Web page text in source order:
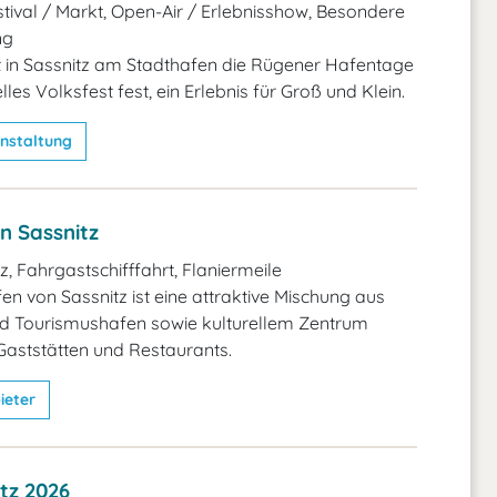
/ Markt, Open-Air / Erlebnisshow, Besondere
Sassnitz am Stadthafen die Rügener Hafentage
Volksfest fest, ein Erlebnis für Groß und Klein.
Sassnitz
Fahrgastschifffahrt, Flaniermeile
von Sassnitz ist eine attraktive Mischung aus
Tourismushafen sowie kulturellem Zentrum
und Restaurants.
2026